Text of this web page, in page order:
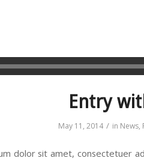
Entry
May 11, 2014 / in News,
dolor sit amet, consectetuer